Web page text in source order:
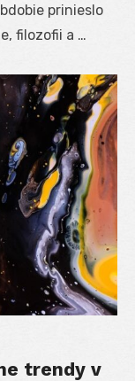
prinieslo
filozofii a …
trendy v